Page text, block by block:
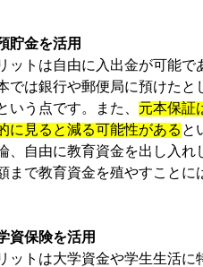
貯金を活用
ットは自由に入出金が可能で
では銀行や郵便局に預けた
いう点です。また、 元本保証
に見ると減る可能性がある と
、自由に教育資金を出し入れ
まで教育資金を殖やすことに
資保険を活用
ットは大学資金や学生生活に